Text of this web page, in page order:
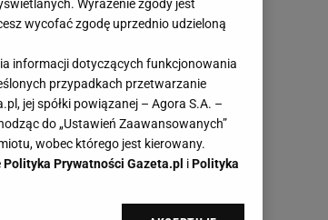
Wyrażenie zgody jest
wycofać zgodę uprzednio udzieloną
informacji dotyczących funkcjonowania
przypadkach przetwarzanie
jej spółki powiązanej – Agora S.A. –
do „Ustawień Zaawansowanych”
wobec którego jest kierowany.
Polityka Prywatności Gazeta.pl iPolityka